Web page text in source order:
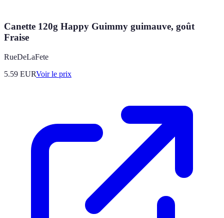
Canette 120g Happy Guimmy guimauve, goût
Fraise
RueDeLaFete
5.59 EURVoir le prix